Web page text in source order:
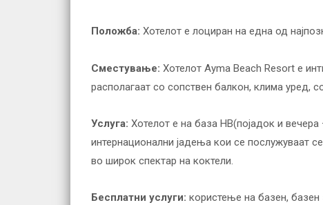
Положба: Хотелот е лоциран на една од
Сместување: Хотелот Ayma Beach Resort е
располагаат со сопствен балкон, клима уред,
Услуга: Хотелот е на база HB(појадок и
интернационални јадења кои се послужуваат
во широк спектар на коктели.
Бесплатни услуги: користење на базен, базен